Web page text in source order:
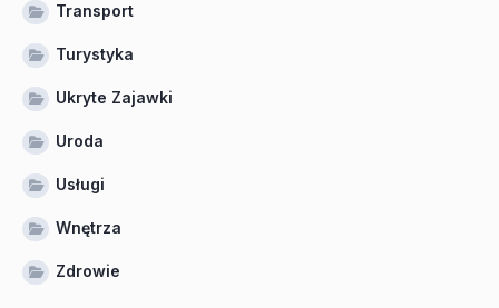
Transport
Turystyka
Ukryte Zajawki
Uroda
Usługi
Wnętrza
Zdrowie